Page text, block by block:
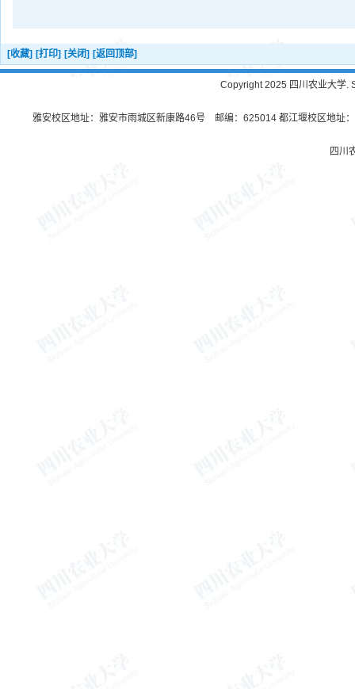
[收藏] [打印] [关闭] [返回顶部]
Copyright 2025 四川农业大学.
雅安校区地址：雅安市雨城区新康路46号 邮编：625014 都江堰校区地址
四川